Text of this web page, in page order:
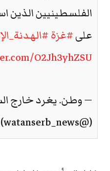
الفلسطينيين الذين
على#غزة
O2Jh3yhZSU
— وطن. يغرد خارج
(@watanserb_news)